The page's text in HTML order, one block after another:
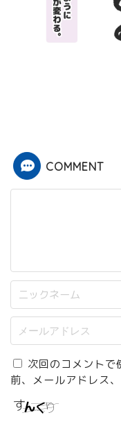
COMMENT
次回のコメントで
前、メールアドレス